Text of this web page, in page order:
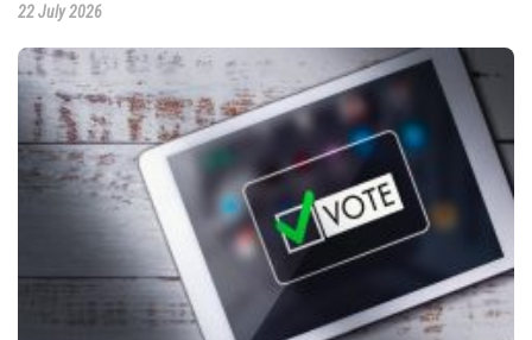
22 July 2026